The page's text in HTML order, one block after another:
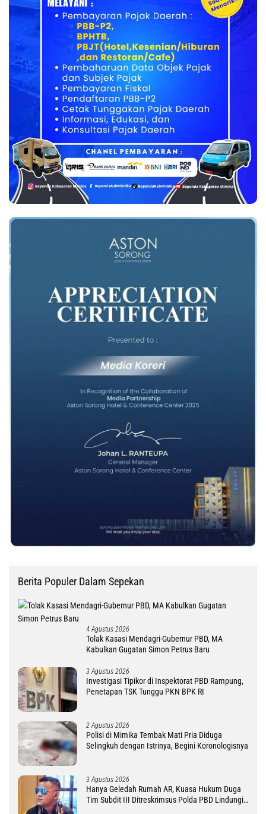
Berita Populer Dalam Sepekan
4 Agustus 2026
Tolak Kasasi Mendagri-Gubernur PBD, MA
Kabulkan Gugatan Simon Petrus Baru
3 Agustus 2026
Investigasi Tipikor di Inspektorat PBD Rampung,
Penetapan TSK Tunggu PKN BPK RI
2 Agustus 2026
Polisi di Mimika Tembak Mati Pria Diduga
Selingkuh dengan Istrinya, Begini Koronologisnya
3 Agustus 2026
Hanya Geledah Rumah AR, Kuasa Hukum Duga
Tim Subdit III Ditreskrimsus Polda PBD Lindungi